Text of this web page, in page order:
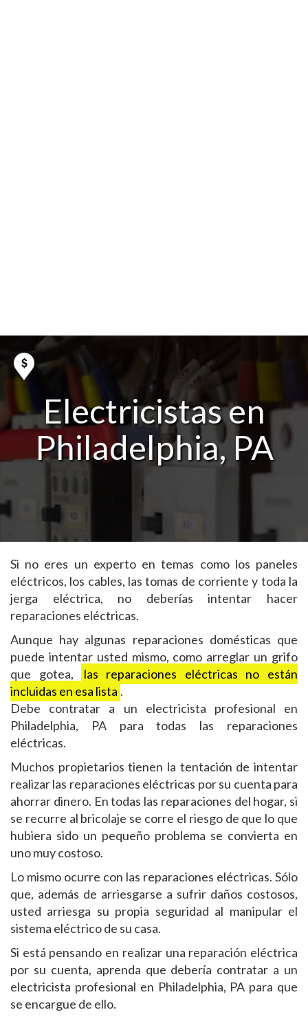
Electricistas en
Philadelphia, PA
Si no eres un experto en temas como los paneles
eléctricos, los cables, las tomas de corriente y toda la
jerga eléctrica, no deberías intentar hacer
reparaciones eléctricas.
Aunque hay algunas reparaciones domésticas que
puede intentar usted mismo, como arreglar un grifo
que gotea,
las reparaciones eléctricas no están
incluidas en esa lista .
Debe contratar a un electricista profesional en
Philadelphia, PA para todas las reparaciones
eléctricas.
Muchos propietarios tienen la tentación de intentar
realizar las reparaciones eléctricas por su cuenta para
ahorrar dinero. En todas las reparaciones del hogar, si
se recurre al bricolaje se corre el riesgo de que lo que
hubiera sido un pequeño problema se convierta en
uno muy costoso.
Lo mismo ocurre con las reparaciones eléctricas. Sólo
que, además de arriesgarse a sufrir daños costosos,
usted arriesga su propia seguridad al manipular el
sistema eléctrico de su casa.
Si está pensando en realizar una reparación eléctrica
por su cuenta, aprenda que debería contratar a un
electricista profesional en Philadelphia, PA para que
se encargue de ello.